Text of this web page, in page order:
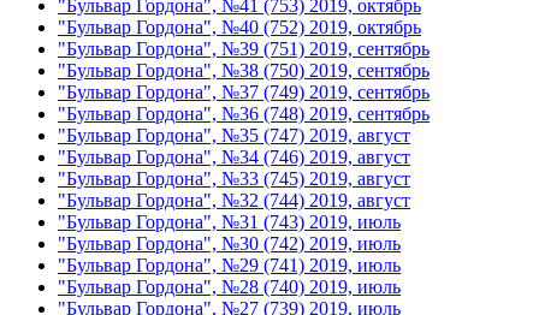
"Бульвар Гордона", №41 (753) 2019, октябрь
"Бульвар Гордона", №40 (752) 2019, октябрь
"Бульвар Гордона", №39 (751) 2019, сентябрь
"Бульвар Гордона", №38 (750) 2019, сентябрь
"Бульвар Гордона", №37 (749) 2019, сентябрь
"Бульвар Гордона", №36 (748) 2019, сентябрь
"Бульвар Гордона", №35 (747) 2019, август
"Бульвар Гордона", №34 (746) 2019, август
"Бульвар Гордона", №33 (745) 2019, август
"Бульвар Гордона", №32 (744) 2019, август
"Бульвар Гордона", №31 (743) 2019, июль
"Бульвар Гордона", №30 (742) 2019, июль
"Бульвар Гордона", №29 (741) 2019, июль
"Бульвар Гордона", №28 (740) 2019, июль
"Бульвар Гордона", №27 (739) 2019, июль